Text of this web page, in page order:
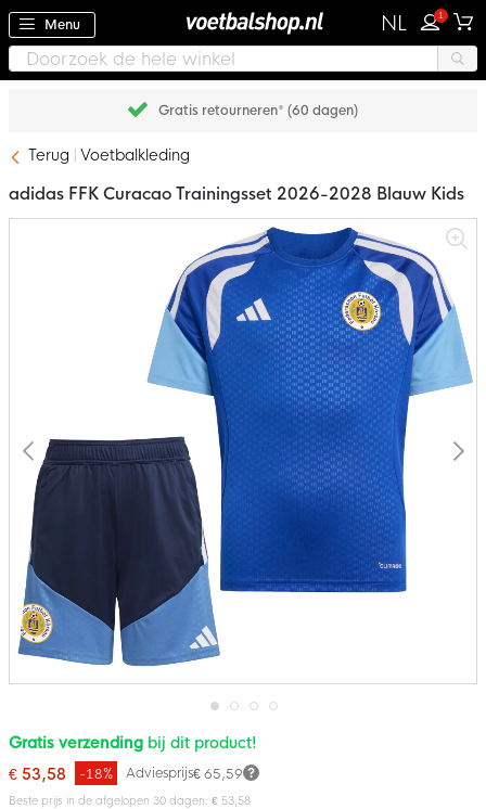
Menu NL 1
Gratis retourneren* (60 dagen)
Terug Voetbalkleding
Ga
naar
het
begin
van
adidas FFK Curacao Trainingsset 2026-2028 Blauw Kids
Gratis verzending bij dit product!
€ 53,58
Adviesprijs€ 65,59
-18%
Beste prijs in de afgelopen 30 dagen: € 53,58